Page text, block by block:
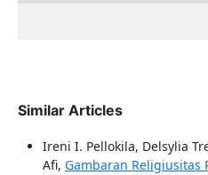
Similar Articles
Ireni I. Pellokila, Delsylia
Afi, Gambaran Religiusitas